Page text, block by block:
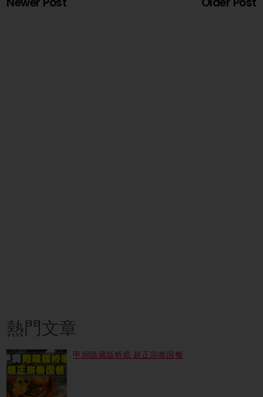
熱門文章
甲洞隐藏版桥底 超正宗泰国餐